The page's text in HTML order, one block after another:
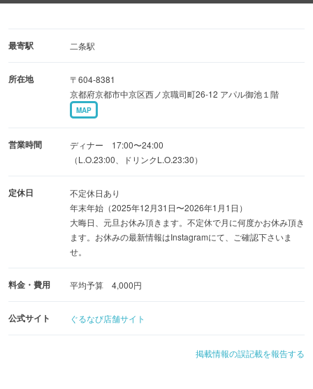
〜宴会承り中〜
『もつ鍋』で大切なお食事のお時間を笑顔に！
最寄駅 二条駅
所在地
〒604-8381
京都府京都市中京区西ノ京職司町26-12 アパル御池１階
MAP
営業時間
ディナー 17:00〜24:00
（L.O.23:00、ドリンクL.O.23:30）
定休日
不定休日あり
年末年始（2025年12月31日〜2026年1月1日）
大晦日、元旦お休み頂きます。不定休で月に何度かお休み頂き
ます。お休みの最新情報はInstagramにて、ご確認下さいま
せ。
料金・費用 平均予算 4,000円
公式サイト ぐるなび店舗サイト
掲載情報の誤記載を報告する